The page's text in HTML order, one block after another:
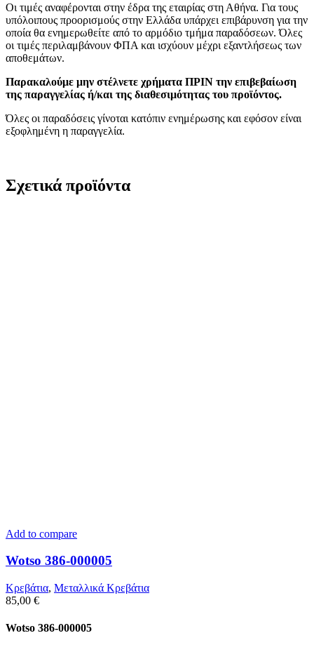
Οι τιμές αναφέρονται στην έδρα της εταιρίας στη Αθήνα. Για τους
υπόλοιπους προορισμούς στην Ελλάδα υπάρχει επιβάρυνση για την
οποία θα ενημερωθείτε από το αρμόδιο τμήμα παραδόσεων. Όλες
οι τιμές περιλαμβάνουν ΦΠΑ και ισχύουν μέχρι εξαντλήσεως των
αποθεμάτων.
Παρακαλούμε μην στέλνετε χρήματα ΠΡΙΝ την επιβεβαίωση
της παραγγελίας ή/και της διαθεσιμότητας του προϊόντος.
Όλες οι παραδόσεις γίνοται κατόπιν ενημέρωσης και εφόσον είναι
εξοφλημένη η παραγγελία.
Σχετικά προϊόντα
Add to compare
Wotso 386-000005
Κρεβάτια, Μεταλλικά Κρεβάτια
85,00 €
Wotso 386-000005